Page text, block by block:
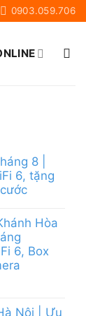
0903.059.706
8 |
6, tặng
Hòa
6, Box
Nội | Ưu